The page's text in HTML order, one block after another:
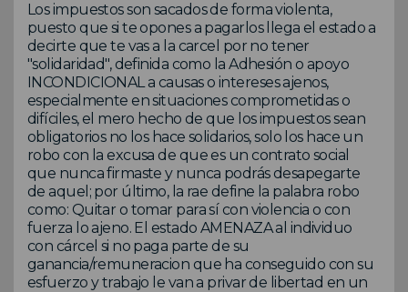
Los impuestos son sacados de forma violenta,
puesto que si te opones a pagarlos llega el estado a
decirte que te vas a la carcel por no tener
"solidaridad", definida como la Adhesión o apoyo
INCONDICIONAL a causas o intereses ajenos,
especialmente en situaciones comprometidas o
difíciles, el mero hecho de que los impuestos sean
obligatorios no los hace solidarios, solo los hace un
robo con la excusa de que es un contrato social
que nunca firmaste y nunca podrás desapegarte
de aquel; por último, la rae define la palabra robo
como: Quitar o tomar para sí con violencia o con
fuerza lo ajeno. El estado AMENAZA al individuo
con cárcel si no paga parte de su
ganancia/remuneracion que ha conseguido con su
esfuerzo y trabajo le van a privar de libertad en un